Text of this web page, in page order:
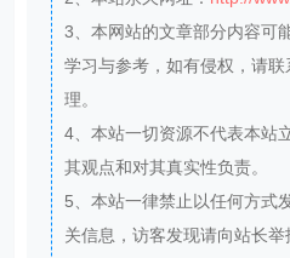
3、本网站的文章部分内容可
学习与参考，如有侵权，请
理。
4、本站一切资源不代表本站
其观点和对其真实性负责。
5、本站一律禁止以任何方式
关信息，访客发现请向站长举